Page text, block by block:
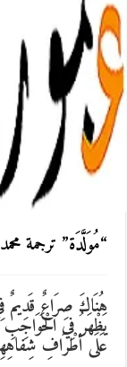
“مُوَلَّدَة” ترجمة
هُنَاكَ صِرَاعٌ قَدِيمٌ
يَظْهَرُ فِي الْحَوَاجِبِ
عَلَى أطْرَافِ